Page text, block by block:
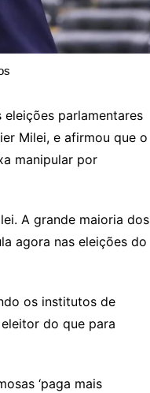
parlamentares
Milei, e afirmou que o
manipular por
A grande maioria dos
agora nas eleições do
os institutos de
do que para
‘paga mais